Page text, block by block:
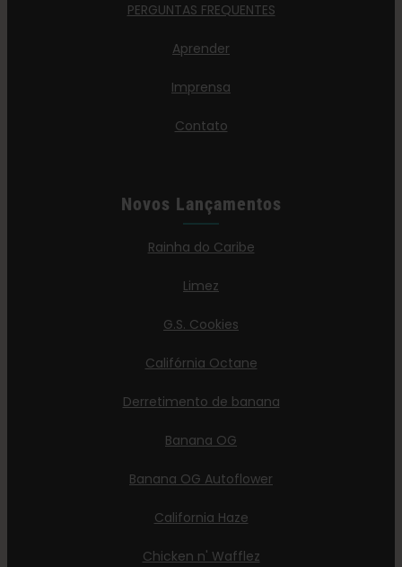
PERGUNTAS FREQUENTES
Aprender
Imprensa
Contato
Novos Lançamentos
Rainha do Caribe
Limez
G.S. Cookies
Califórnia Octane
Derretimento de banana
Banana OG
Banana OG Autoflower
California Haze
Chicken n' Wafflez